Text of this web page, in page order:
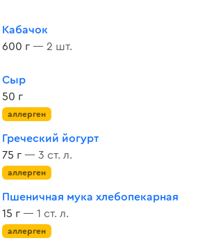
Кабачок
600 г — 2 шт.
Сыр
50 г
аллерген
Греческий йогурт
75 г — 3 ст. л.
аллерген
Пшеничная мука хлебопекарная
15 г — 1 ст. л.
аллерген